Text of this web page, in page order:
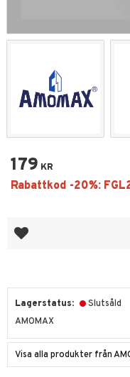
179 KR
Lägg till i favoriter
Lagerstatus Slutsåld
AMOMAX
Visa alla produkter från